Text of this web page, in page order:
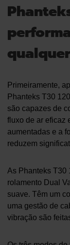
Primeiramente,
Phanteks T30
são capazes de
fluxo de ar eficaz
aumentadas e a
reduzem
As Phanteks T30
rolamento Dual
suave. Têm um
uma gestão de
vibração são